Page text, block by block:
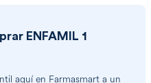
ENFAMIL 1
aquí en Farmasmart a un